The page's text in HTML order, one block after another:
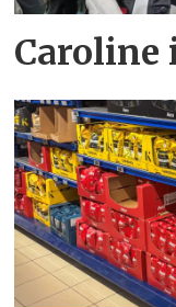
Caroline